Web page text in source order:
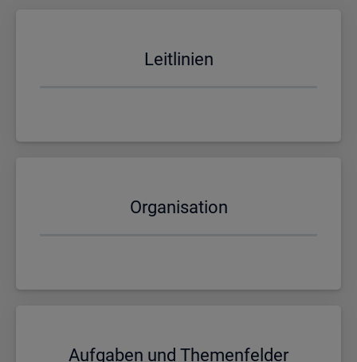
Leit­li­ni­en
Or­ga­ni­sa­ti­on
Auf­ga­ben und The­men­fel­der